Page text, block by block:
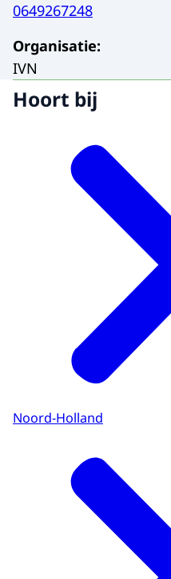
0649267248
Organisatie:
IVN
Hoort bij
Noord-Holland